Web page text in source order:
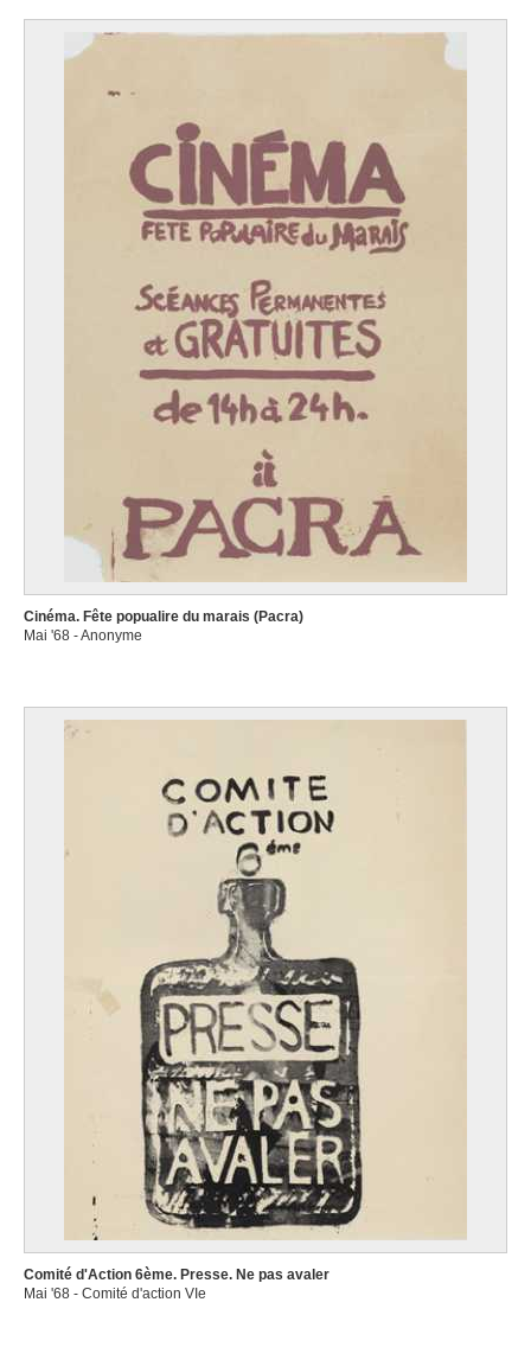
Cinéma. Fête popualire du marais (Pacra)
Mai '68 - Anonyme
Comité d'Action 6ème. Presse. Ne pas avaler
Mai '68 - Comité d'action VIe